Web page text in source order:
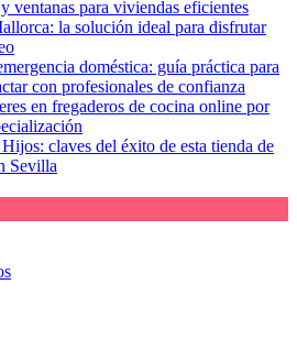
ventanas para viviendas eficientes
la solución ideal para disfrutar
doméstica: guía práctica para
con profesionales de confianza
en fregaderos de cocina online por
claves del éxito de esta tienda de
Sevilla